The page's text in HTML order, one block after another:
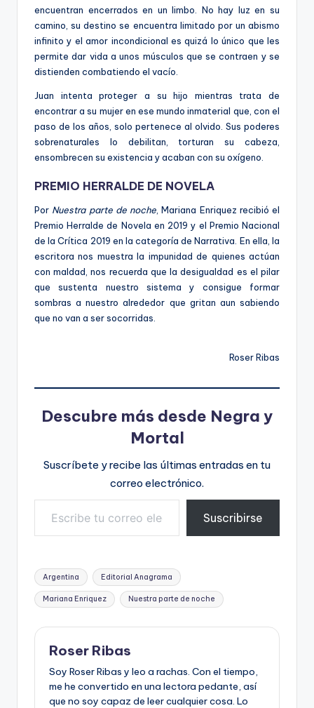
encuentran encerrados en un limbo. No hay luz en su
camino, su destino se encuentra limitado por un abismo
infinito y el amor incondicional es quizá lo único que les
permite dar vida a unos músculos que se contraen y se
distienden combatiendo el vacío.
Juan intenta proteger a su hijo mientras trata de
encontrar a su mujer en ese mundo inmaterial que, con el
paso de los años, solo pertenece al olvido. Sus poderes
sobrenaturales lo debilitan, torturan su cabeza,
ensombrecen su existencia y acaban con su oxígeno.
PREMIO HERRALDE DE NOVELA
Por Nuestra parte de noche , Mariana Enriquez recibió el
Premio Herralde de Novela en 2019 y el Premio Nacional
de la Crítica 2019 en la categoría de Narrativa. En ella, la
escritora nos muestra la impunidad de quienes actúan
con maldad, nos recuerda que la desigualdad es el pilar
que sustenta nuestro sistema y consigue formar
sombras a nuestro alrededor que gritan aun sabiendo
que no van a ser socorridas.
Roser Ribas
Descubre más desde Negra y
Mortal
Suscríbete y recibe las últimas entradas en tu
correo electrónico.
Escribe tu correo electrónico…
Suscribirse
Etiquetas:
Argentina Editorial Anagrama
Mariana Enriquez Nuestra parte de noche
Roser Ribas
Soy Roser Ribas y leo a rachas. Con el tiempo,
me he convertido en una lectora pedante, así
que no soy capaz de leer cualquier cosa. Lo